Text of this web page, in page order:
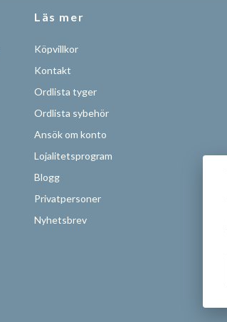
Läs mer
Köpvillkor
Kontakt
Ordlista tyger
Ordlista sybehör
Ansök om konto
Lojalitetsprogram
Blogg
Privatpersoner
Nyhetsbrev